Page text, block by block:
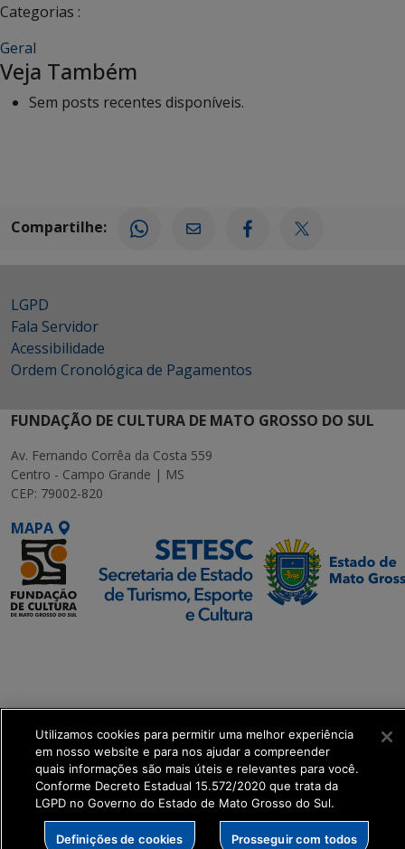
Categorias :
Geral
Veja Também
Sem posts recentes disponíveis.
Compartilhe:
LGPD
Fala Servidor
Acessibilidade
Ordem Cronológica de Pagamentos
FUNDAÇÃO DE CULTURA DE MATO GROSSO DO SUL
Av. Fernando Corrêa da Costa 559
Centro - Campo Grande | MS
CEP: 79002-820
MAPA
get_footer();
Utilizamos cookies para permitir uma melhor experiência
em nosso website e para nos ajudar a compreender
quais informações são mais úteis e relevantes para você.
Conforme Decreto Estadual 15.572/2020 que trata da
LGPD no Governo do Estado de Mato Grosso do Sul.
Definições de cookies Prosseguir com todos